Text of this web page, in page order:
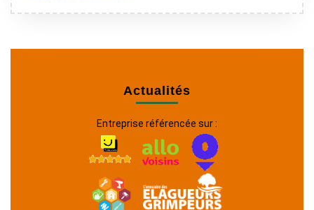
Actualités
Entreprise référencée sur :